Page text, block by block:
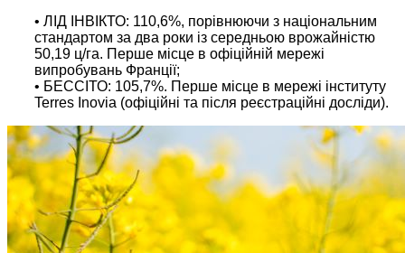
• ЛІД ІНВІКТО: 110,6%, порівнюючи з національним
стандартом за два роки із середньою врожайністю
50,19 ц/га. Перше місце в офіційній мережі
випробувань Франції;
• БЕССІТО: 105,7%. Перше місце в мережі інституту
Terres Inovia (офіційні та після реєстраційні досліди).